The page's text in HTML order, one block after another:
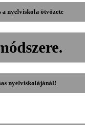
a nyelviskola ötvözete
nyelviskolájánál!